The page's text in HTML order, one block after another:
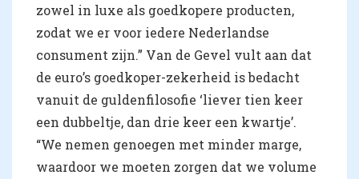
zowel in luxe als goedkopere producten,
zodat we er voor iedere Nederlandse
consument zijn.” Van de Gevel vult aan dat
de euro’s goedkoper-zekerheid is bedacht
vanuit de guldenfilosofie ‘liever tien keer
een dubbeltje, dan drie keer een kwartje’.
“We nemen genoegen met minder marge,
waardoor we moeten zorgen dat we volume